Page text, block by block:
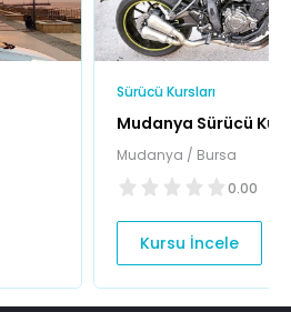
Sürücü Kursları
Mudanya Sürücü
Mudanya / Bursa
0.00
Kursu İncele